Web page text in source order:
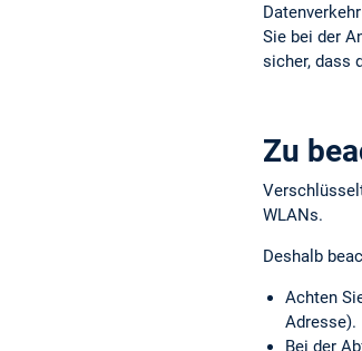
Sie bei der
sicher, dass
Zu
WLANs.
Deshalb
Achten
Adresse).
Bei der